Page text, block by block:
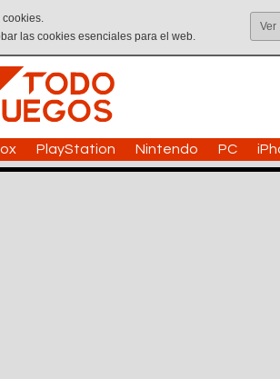
cookies.
las cookies esenciales para el web.
Ver
PlayStation Nintendo PC